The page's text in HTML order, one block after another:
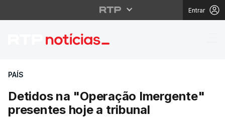
Entrar
Detidos na
PAÍS
Detidos na "Operação Imergente"
presentes hoje a tribunal